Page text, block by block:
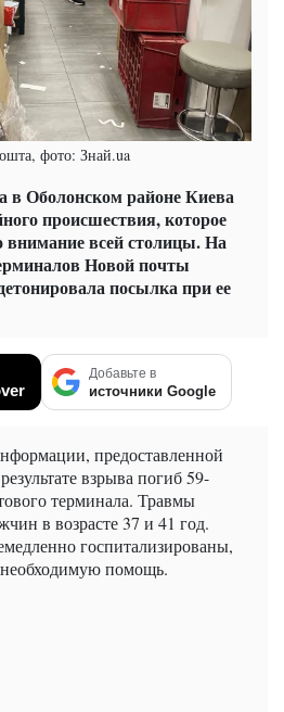
фото: Знай.ua
в Оболонском районе Киева
происшествия, которое
внимание всей столицы. На
Новой почты
посылка при ее
Добавьте в
источники Google
предоставленной
взрыва погиб 59-
терминала. Травмы
в возрасте 37 и 41 год.
госпитализированы,
помощь.